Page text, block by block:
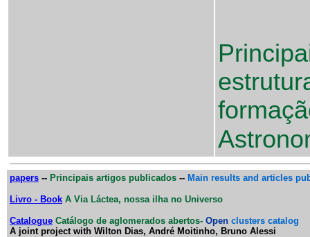
papers -- Principais artigos publicados -- Main results and articles
Livro - Book A Via Láctea, nossa ilha no Universo
Catalogue Catálogo de aglomerados abertos- Open clusters catalog
A joint project with Wilton Dias, André Moitinho, Bruno Alessi